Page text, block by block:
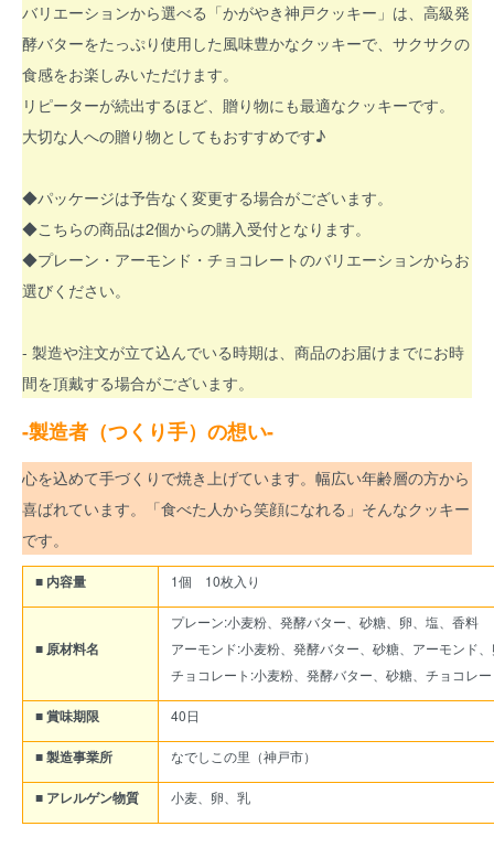
バリエーションから選べる「かがやき神戸クッキー」は、高級発
酵バターをたっぷり使用した風味豊かなクッキーで、サクサクの
食感をお楽しみいただけます。
リピーターが続出するほど、贈り物にも最適なクッキーです。
大切な人への贈り物としてもおすすめです♪
◆パッケージは予告なく変更する場合がございます。
◆こちらの商品は2個からの購入受付となります。
◆プレーン・アーモンド・チョコレートのバリエーションからお
選びください。
- 製造や注文が立て込んでいる時期は、商品のお届けまでにお時
間を頂戴する場合がございます。
-製造者（つくり手）の想い-
心を込めて手づくりで焼き上げています。幅広い年齢層の方から
喜ばれています。「食べた人から笑顔になれる」そんなクッキー
です。
■ 内容量 1個 10枚入り
■ 原材料名
プレーン:小麦粉、発酵バター、砂糖、卵、塩、香料
アーモンド:小麦粉、発酵バター、砂糖、アーモンド
チョコレート:小麦粉、発酵バター、砂糖、チョコレ
■ 賞味期限 40日
■ 製造事業所 なでしこの里（神戸市）
■ アレルゲン物質 小麦、卵、乳